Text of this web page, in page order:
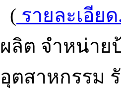
( รายละเอียด
ผลิต จำหน่าย
อุตสาหกรรม